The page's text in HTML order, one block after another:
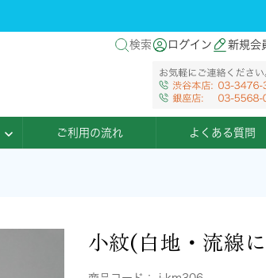
検索 ログイン 新規会
ご利用の流れ よくある質問
小紋(白地・流線